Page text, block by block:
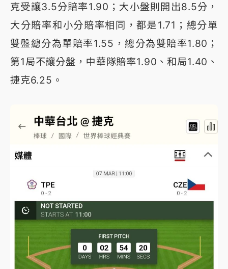
克受讓3.5分賠率1.90；大小盤則開出8.5分，
大分賠率和小分賠率相同，都是1.71；總分單
雙盤總分為單賠率1.55，總分為雙賠率1.80；
第1局不讓分盤，中華隊賠率1.90、和局1.40、
捷克6.25。